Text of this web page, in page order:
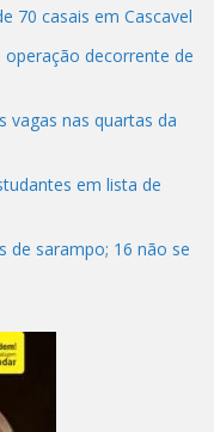
70 casais em Cascavel
operação decorrente de
vagas nas quartas da
em lista de
de sarampo; 16 não se